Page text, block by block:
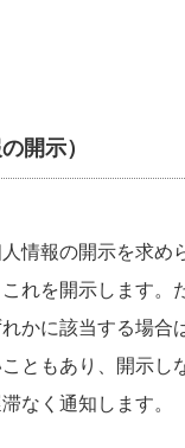
開示）
情報の開示を求め
れを開示します。
かに該当する場合
ともあり、開示し
なく通知します。